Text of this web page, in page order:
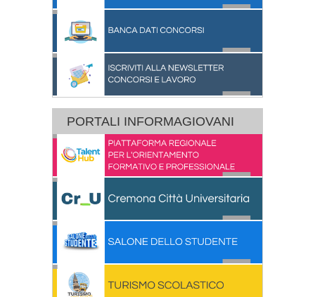
PORTALI INFORMAGIOVANI